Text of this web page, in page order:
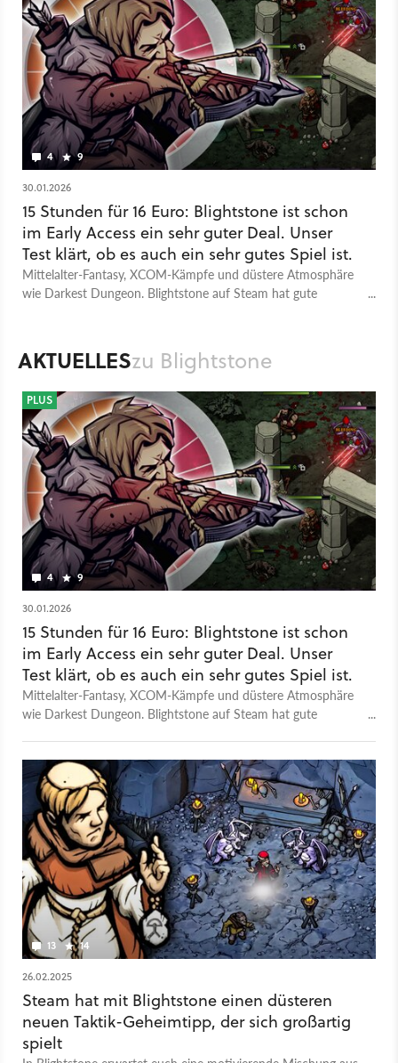
4 9
30.01.2026
15 Stunden für 16 Euro: Blightstone ist schon
im Early Access ein sehr guter Deal. Unser
Test klärt, ob es auch ein sehr gutes Spiel ist.
Mittelalter-Fantasy, XCOM-Kämpfe und düstere Atmosphäre
wie Darkest Dungeon. Blightstone auf Steam hat gute
AKTUELLESzu Blightstone
4 9
PLUS
30.01.2026
15 Stunden für 16 Euro: Blightstone ist schon
im Early Access ein sehr guter Deal. Unser
Test klärt, ob es auch ein sehr gutes Spiel ist.
Mittelalter-Fantasy, XCOM-Kämpfe und düstere Atmosphäre
wie Darkest Dungeon. Blightstone auf Steam hat gute
13 14
26.02.2025
Steam hat mit Blightstone einen düsteren
neuen Taktik-Geheimtipp, der sich großartig
spielt